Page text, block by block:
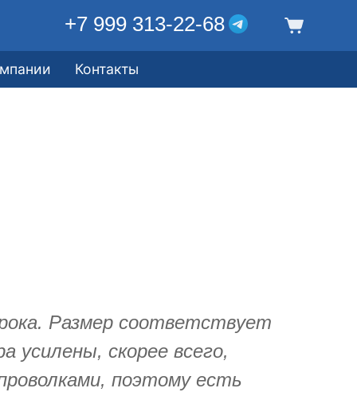
+7 999 313-22-68
Контакты
Размер соответствует
усилены, скорее всего,
поэтому есть